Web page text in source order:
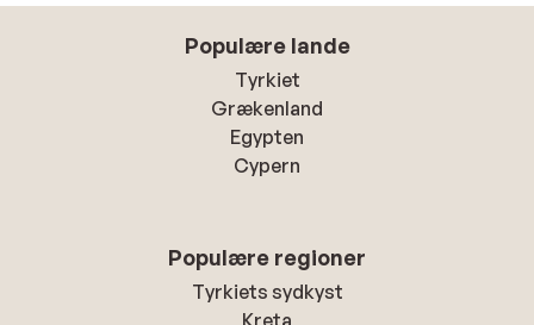
Populære lande
Tyrkiet
Grækenland
Egypten
Cypern
Populære regioner
Tyrkiets sydkyst